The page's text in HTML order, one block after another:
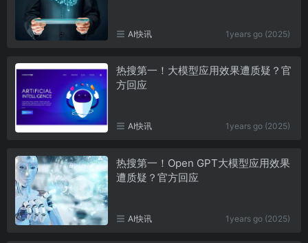
AI快讯 1years go (2025)
热搜第一！大模型应用效果遭质疑？官
方回应
AI快讯 1years go (2025)
热搜第一！Open GPT大模型应用效果
遭质疑？官方回应
AI快讯 1years go (2025)